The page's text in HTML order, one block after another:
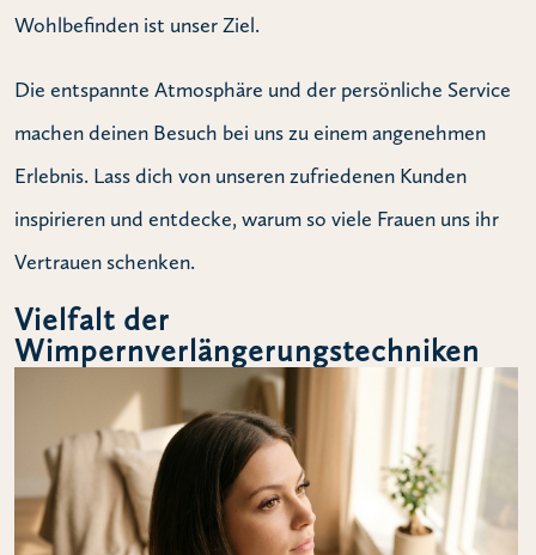
Wohlbefinden ist unser Ziel.
Die entspannte Atmosphäre und der persönliche Service
machen deinen Besuch bei uns zu einem angenehmen
Erlebnis. Lass dich von unseren zufriedenen Kunden
inspirieren und entdecke, warum so viele Frauen uns ihr
Vertrauen schenken.
Vielfalt der
Wimpernverlängerungstechniken